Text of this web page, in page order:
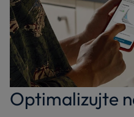
Optimalizujte